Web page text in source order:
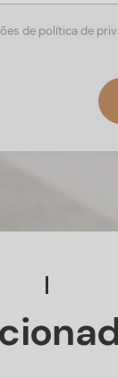
de política de